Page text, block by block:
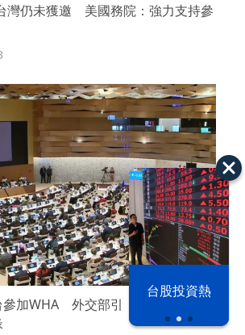
漢光42演習 台股投資熱
灣仍未獲邀 美國務院：強力支持參
加WHA 外交部引《舊金山和約》